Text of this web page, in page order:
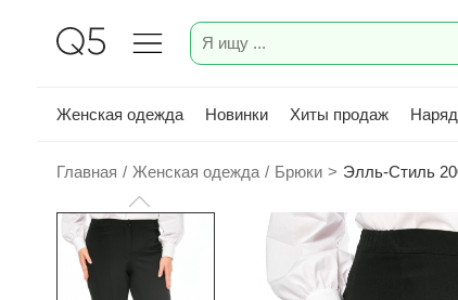
Женская одежда Новинки Хиты продаж
Главная / Женская одежда / Брюки > Элль-Стиль